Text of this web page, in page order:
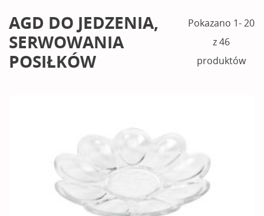
AGD DO JEDZENIA,
SERWOWANIA
POSIŁKÓW
Pokazano 1- 20
z 46
produktów